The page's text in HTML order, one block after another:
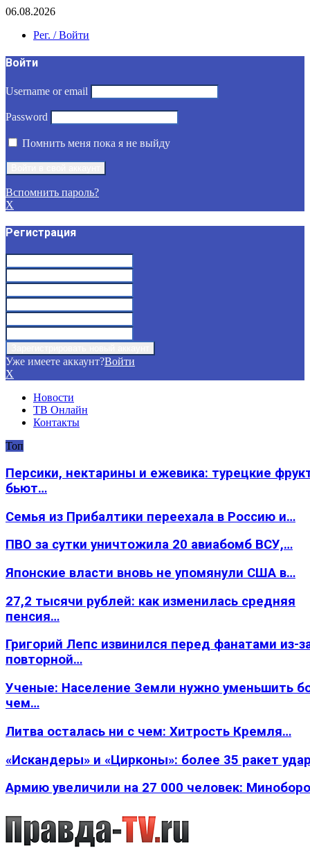
06.08.2026
Рег. / Войти
Войти
Username or email
Password
Помнить меня пока я не выйду
Вспомнить пароль?
X
Регистрация
Уже имеете аккаунт?Войти
X
Новости
ТВ Онлайн
Контакты
Топ
Персики, нектарины и ежевика: турецкие
бьют…
Семья из Прибалтики переехала в Россию и…
ПВО за сутки уничтожила 20 авиабомб ВСУ,…
Японские власти вновь не упомянули США в…
27,2 тысячи рублей: как изменилась средняя
пенсия…
Григорий Лепс извинился перед фанатами из-
повторной…
Ученые: Население Земли нужно уменьшить
чем…
Литва осталась ни с чем: Хитрость Кремля…
«Искандеры» и «Цирконы»: более 35 ракет
Армию увеличили на 27 000 человек: